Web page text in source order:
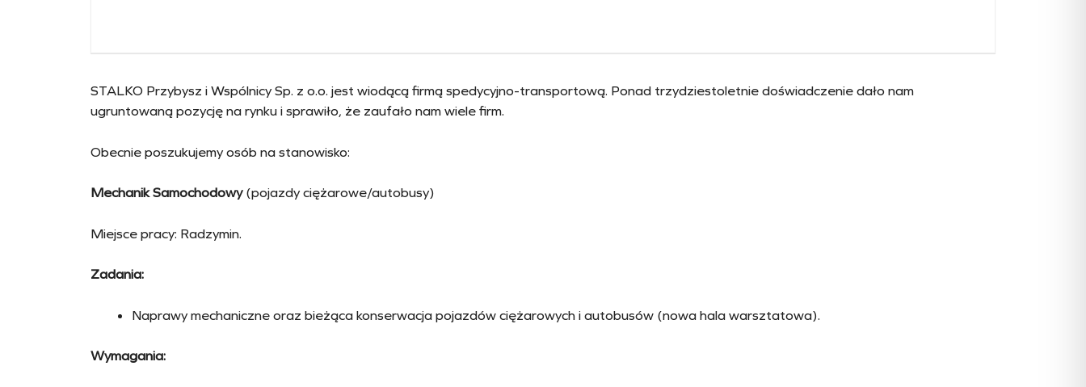
STALKO Przybysz i Wspólnicy Sp. z o.o. jest wiodącą firmą spedycyjno-transportową. Ponad trzydziestoletnie doświadczenie dało nam
ugruntowaną pozycję na rynku i sprawiło, że zaufało nam wiele firm.
Obecnie poszukujemy osób na stanowisko:
Mechanik Samochodowy(pojazdy ciężarowe/autobusy)
Miejsce pracy: Radzymin.
Zadania:
Naprawy mechaniczne oraz bieżąca konserwacja pojazdów ciężarowych i autobusów (nowa hala warsztatowa).
Wymagania: